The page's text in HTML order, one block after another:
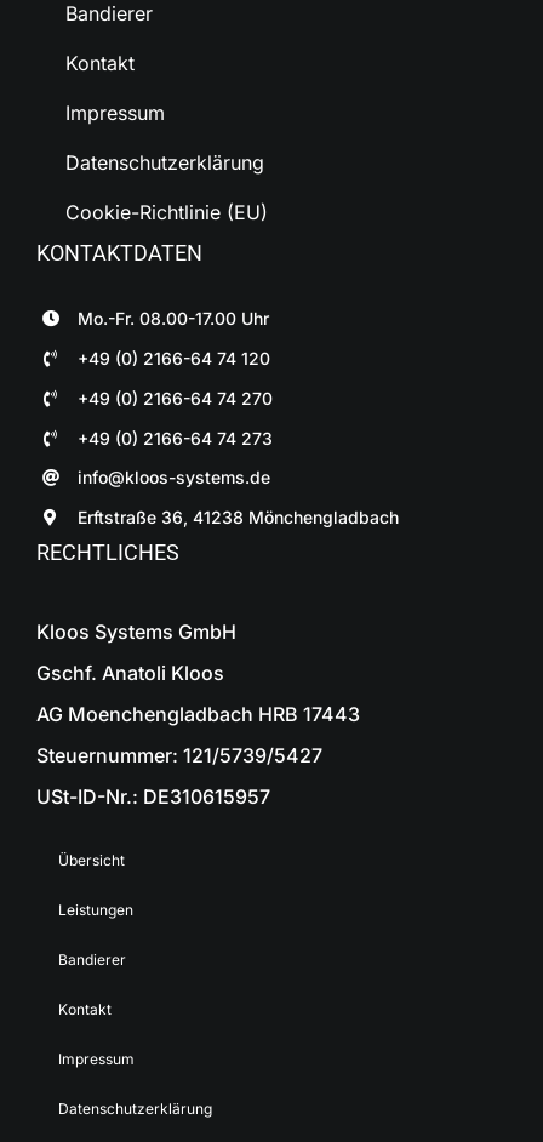
Bandierer
Kontakt
Impressum
Datenschutzerklärung
Cookie-Richtlinie (EU)
KONTAKTDATEN
Mo.-Fr. 08.00-17.00 Uhr
+49 (0) 2166-64 74 120
+49 (0) 2166-64 74 270
+49 (0) 2166-64 74 273
info@kloos-systems.de
Erftstraße 36, 41238 Mönchengladbach
RECHTLICHES
Kloos Systems GmbH
Gschf. Anatoli Kloos
AG Moenchengladbach HRB 17443
Steuernummer: 121/5739/5427
USt-ID-Nr.: DE310615957
Übersicht
Leistungen
Bandierer
Kontakt
Impressum
Datenschutzerklärung